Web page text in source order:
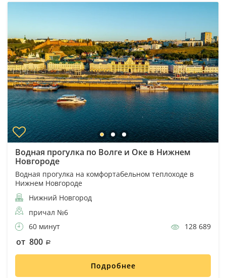
Водная прогулка по Волге и Оке в Нижнем
Новгороде
Водная прогулка на комфортабельном теплоходе в
Нижнем Новгороде
Нижний Новгород
причал №6
60 минут
128 689
от 800
Подробнее